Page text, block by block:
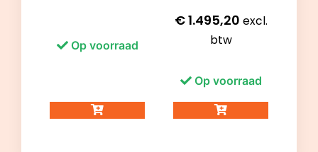
Op voorraad
€1.495,20 excl.
btw
Op voorraad